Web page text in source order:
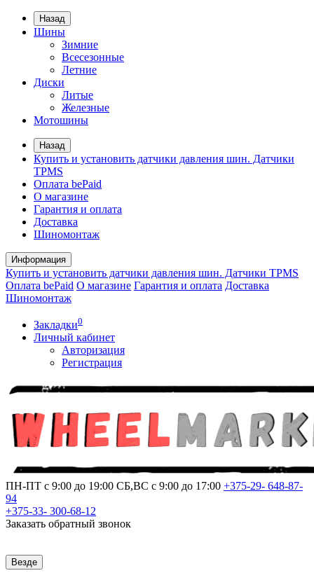
Назад
Шины
Зимние
Всесезонные
Летние
Диски
Литые
Железные
Мотошины
Назад
Купить и установить датчики давления шин. Датчики
TPMS
Оплата bePaid
О магазине
Гарантия и оплата
Доставка
Шиномонтаж
Информация
Купить и установить датчики давления шин. Датчики TPMS
Оплата bePaid О магазине Гарантия и оплата Доставка
Шиномонтаж
Закладки0
Личный кабинет
Авторизация
Регистрация
ПН-ПТ с 9:00 до 19:00 СБ,ВС с 9:00 до 17:00 +375-29- 648-87-
94
+375-33- 300-68-12
Заказать обратный звонок
Везде